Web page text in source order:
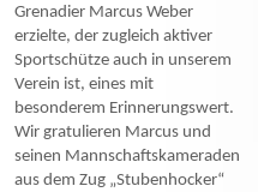
Grenadier Marcus Weber
erzielte, der zugleich aktiver
Sportschütze auch in unserem
Verein ist, eines mit
besonderem Erinnerungswert.
Wir gratulieren Marcus und
seinen Mannschaftskameraden
aus dem Zug „Stubenhocker“